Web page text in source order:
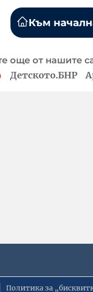
Към
още от нашите
Детското.БНР
Политика за